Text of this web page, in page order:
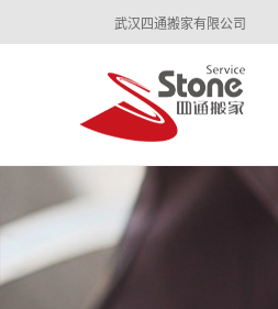
武汉四通搬家有限公司